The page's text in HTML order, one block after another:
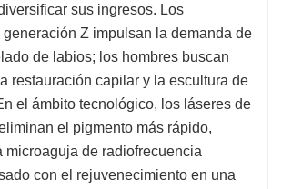
sus ingresos. Los
Z impulsan la demanda de
de labios; los hombres buscan
restauración capilar y la escultura de
el ámbito tecnológico, los láseres de
el pigmento más rápido,
microaguja de radiofrecuencia
con el rejuvenecimiento en una